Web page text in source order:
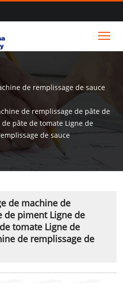
de remplissage de sauce
de remplissage de pâte de
pâte de tomate Ligne de
de sauce
de machine de
de piment Ligne de
tomate Ligne de
de remplissage de